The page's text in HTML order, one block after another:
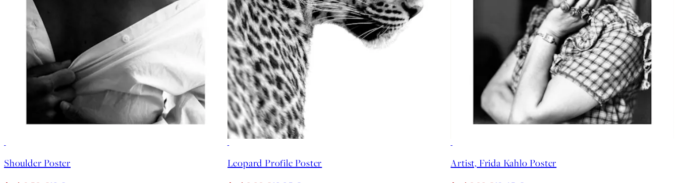
Shoulder Poster Leopard Profile Poster Artist, Frida Kahlo Poster